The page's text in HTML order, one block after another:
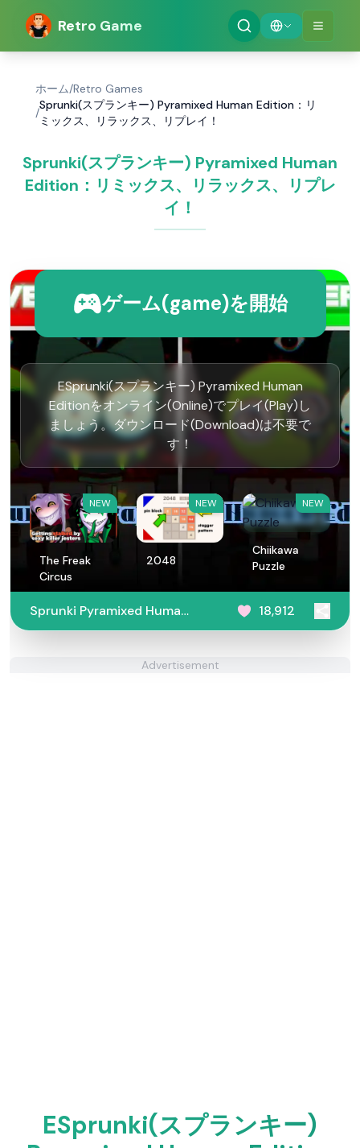
Retro Game
ホーム/Retro Games
/
Sprunki(スプランキー) Pyramixed Human Edition：リ
ミックス、リラックス、リプレイ！
Sprunki(スプランキー) Pyramixed Human
Edition：リミックス、リラックス、リプレ
イ！
ゲーム(game)を開始
ESprunki(スプランキー) Pyramixed Human
Editionをオンライン(Online)でプレイ(Play)し
ましょう。ダウンロード(Download)は不要で
す！
NEW
The Freak
Circus
NEW
2048
NEW
Chiikawa
Puzzle
Sprunki Pyramixed Human
Edition
18,912
Advertisement
ESprunki(スプランキー)